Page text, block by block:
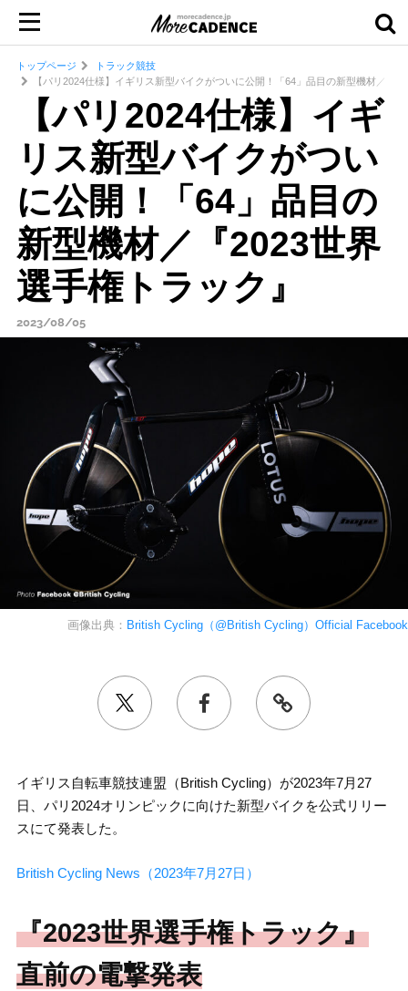
トップページ
トラック競技
【パリ2024仕様】イギリス新型バイクがついに公開！「64」品目の新型機材／『
【パリ2024仕様】イギ
リス新型バイクがつい
に公開！「64」品目の
新型機材／『2023世界
選手権トラック』
2023/08/05
画像出典： British Cycling（@British Cycling）Official Facebook
イギリス自転車競技連盟（British Cycling）が2023年7月27
日、パリ2024オリンピックに向けた新型バイクを公式リリー
スにて発表した。
British Cycling News（2023年7月27日）
『2023世界選手権トラック』
直前の電撃発表